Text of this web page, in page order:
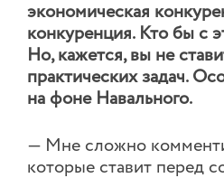
экономическая
конкуренция. Кто бы с
Но, кажется, вы не
практических задач.
на фоне Навального.
— Мне сложно
которые ставит перед